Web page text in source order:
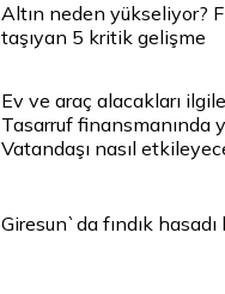
Altın neden yükseliyor?
taşıyan 5 kritik gelişme
Ev ve araç alacakları
Tasarruf finansmanında
Vatandaşı nasıl
Giresun`da fındık hasadı